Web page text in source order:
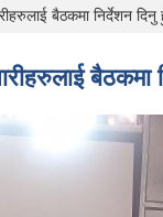
बैठकमा निर्देशन दिनु
बैठकमा